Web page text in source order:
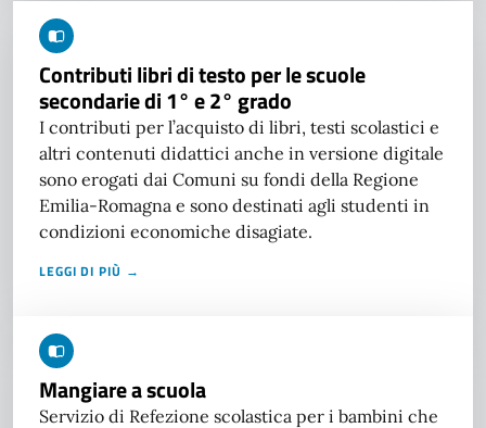
Contributi libri di testo per le scuole
secondarie di 1° e 2° grado
I contributi per l’acquisto di libri, testi scolastici e
altri contenuti didattici anche in versione digitale
sono erogati dai Comuni su fondi della Regione
Emilia-Romagna e sono destinati agli studenti in
condizioni economiche disagiate.
LEGGI DI PIÙ →
Mangiare a scuola
Servizio di Refezione scolastica per i bambini che